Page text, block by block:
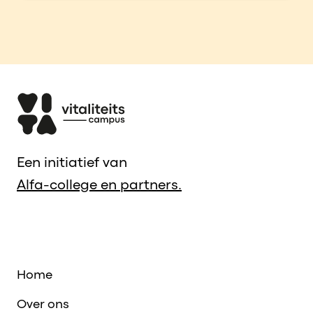
Een initiatief van
Alfa-college en partners.
Home
Over ons